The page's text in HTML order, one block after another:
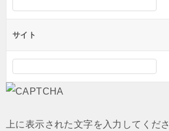
サイト
上に表示された文字を入力してくださ